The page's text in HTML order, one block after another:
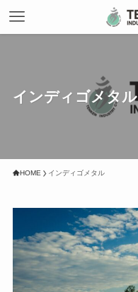
インディゴメタル
HOME インディゴメタル